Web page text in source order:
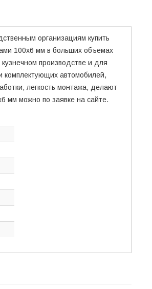
организациям купить
100x6 мм в больших объемах
производстве и для
комплектующих автомобилей,
легкость монтажа, делают
мм можно по заявке на сайте.